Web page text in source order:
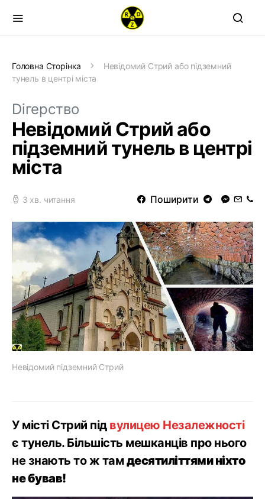
Головна Сторінка
Невідомий Стрий або підземний
тунель в центрі міста
Dігерство
Невідомий Стрий або
підземний тунель в центрі
міста
3 хв. читання Поширити
Невідомий підземний Стрий
У місті Стрий під вулицею Незалежності
є тунель. Більшість мешканців про нього
не знають то ж тамдесятиліттями ніхто
не бував!